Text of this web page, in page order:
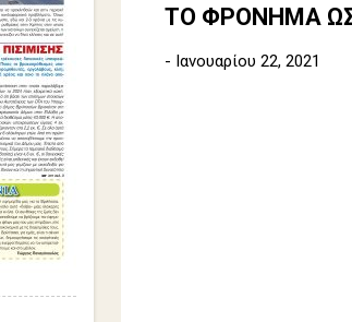
ΤΟ ΦΡΟΝΗΜΑ
- Ιανουαρίου 22, 2021